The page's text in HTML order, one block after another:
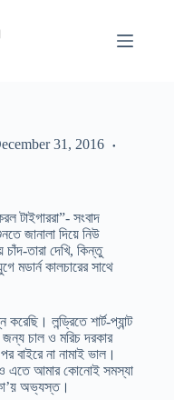
31, 2016
টাইগাররা”- সংবাদ
জানালা দিয়ে নিউ
চাঁদ-তারা দেখি, কিন্তু
মডার্ন কালচারের সাথে
লন্ড্রিতে শার্ট-প্যান্ট
জন্য চাল ও মরিচ দরকার
বাইরে না নামাই ভাল।
এতে আমার কোনোই সমস্যা
অভ্যস্ত।